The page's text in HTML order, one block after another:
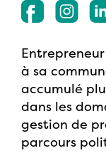
à sa
accumulé
dans les
gestion de
parcours